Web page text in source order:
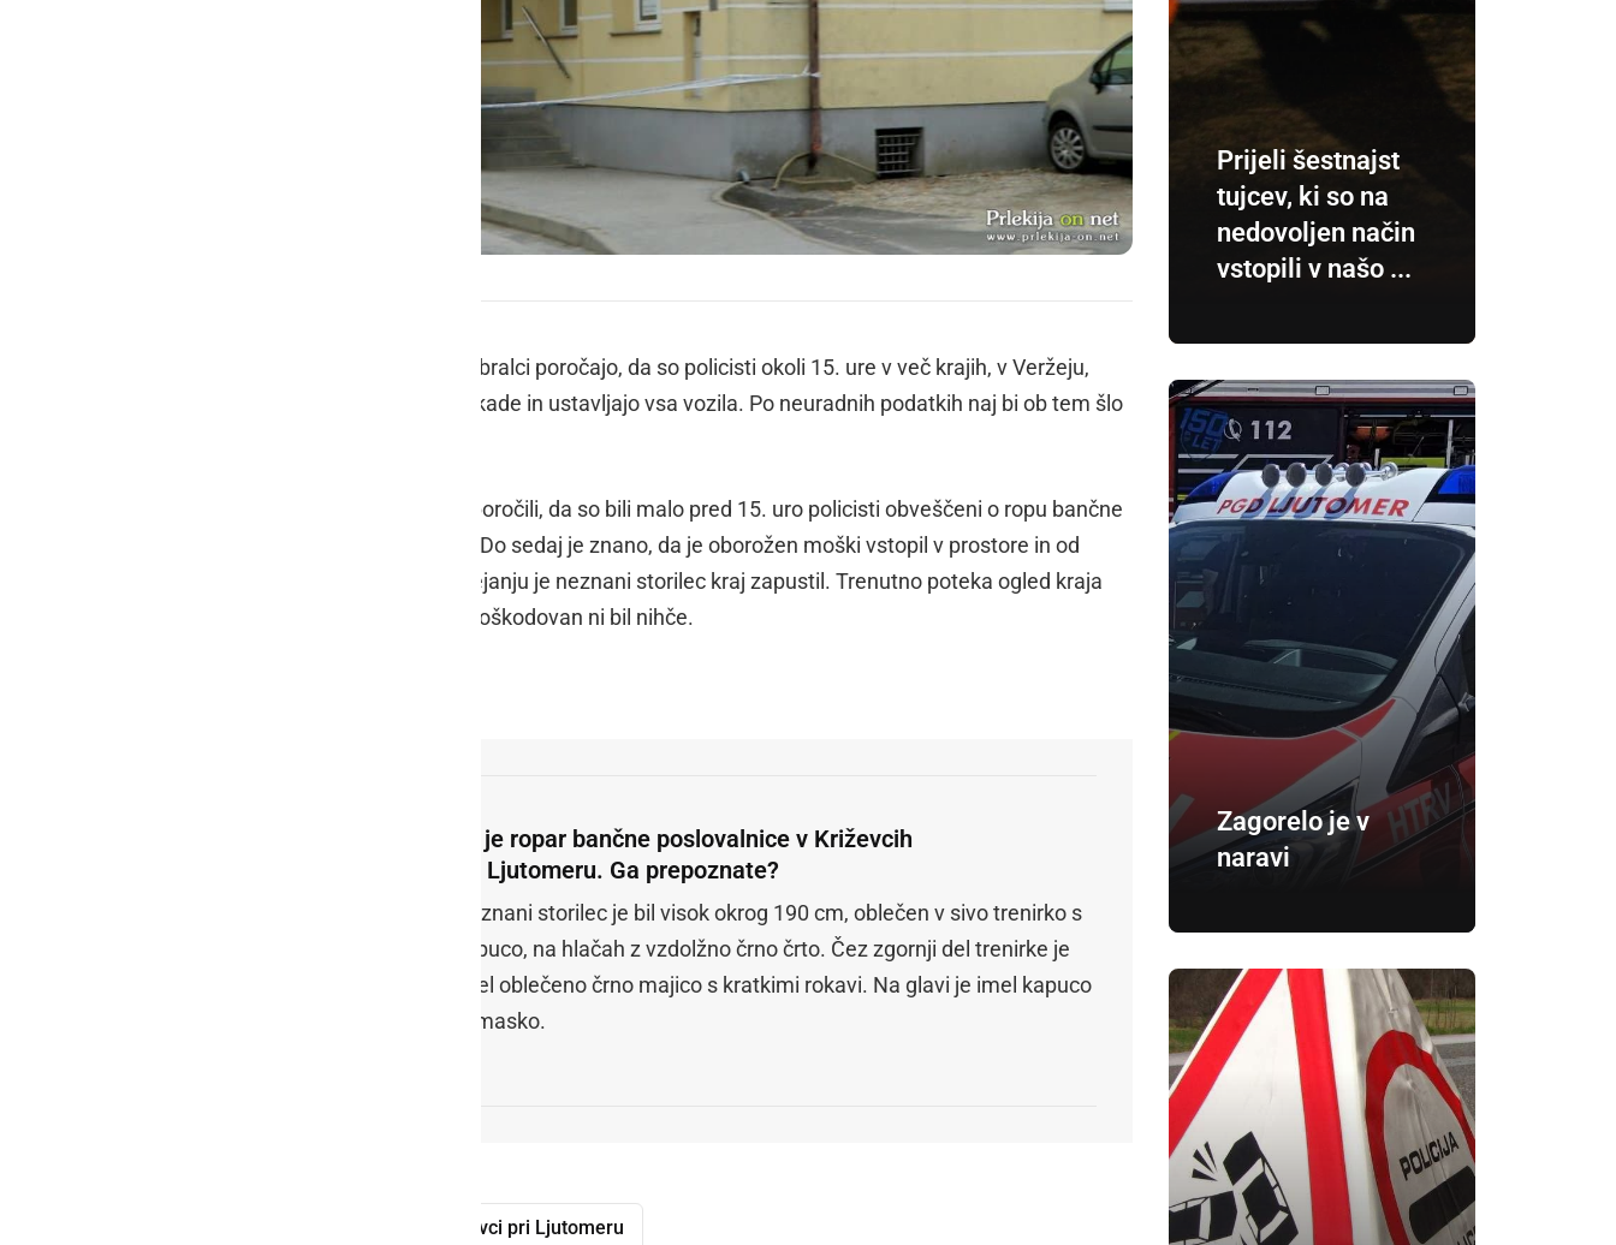
Uporabniki socialnih omrežij in naši bralci poročajo, da so policisti okoli 15. ure v več krajih, v Veržeju,
Vučji vasi, Žerovincih... postavili blokade in ustavljajo vsa vozila. Po neuradnih podatkih naj bi ob tem šlo
Iz PU Murska Sobota so medtem sporočili, da so bili malo pred 15. uro policisti obveščeni o ropu bančne
ustanove v Križevcih pri Ljutomeru. Do sedaj je znano, da je oborožen moški vstopil v prostore in od
zaposlenih zahteval gotovino. Po dejanju je neznani storilec kraj zapustil. Trenutno poteka ogled kraja
dejanja, storilca policisti še iščejo. Poškodovan ni bil nihče.
To je ropar bančne poslovalnice v Križevcih
pri Ljutomeru. Ga prepoznate?
Neznani storilec je bil visok okrog 190 cm, oblečen v sivo trenirko s
kapuco, na hlačah z vzdolžno črno črto. Čez zgornji del trenirke je
imel oblečeno črno majico s kratkimi rokavi. Na glavi je imel kapuco
in masko.
Križevci pri Ljutomeru
Prijeli šestnajst
tujcev, ki so na
nedovoljen način
vstopili v našo ...
Zagorelo je v
naravi